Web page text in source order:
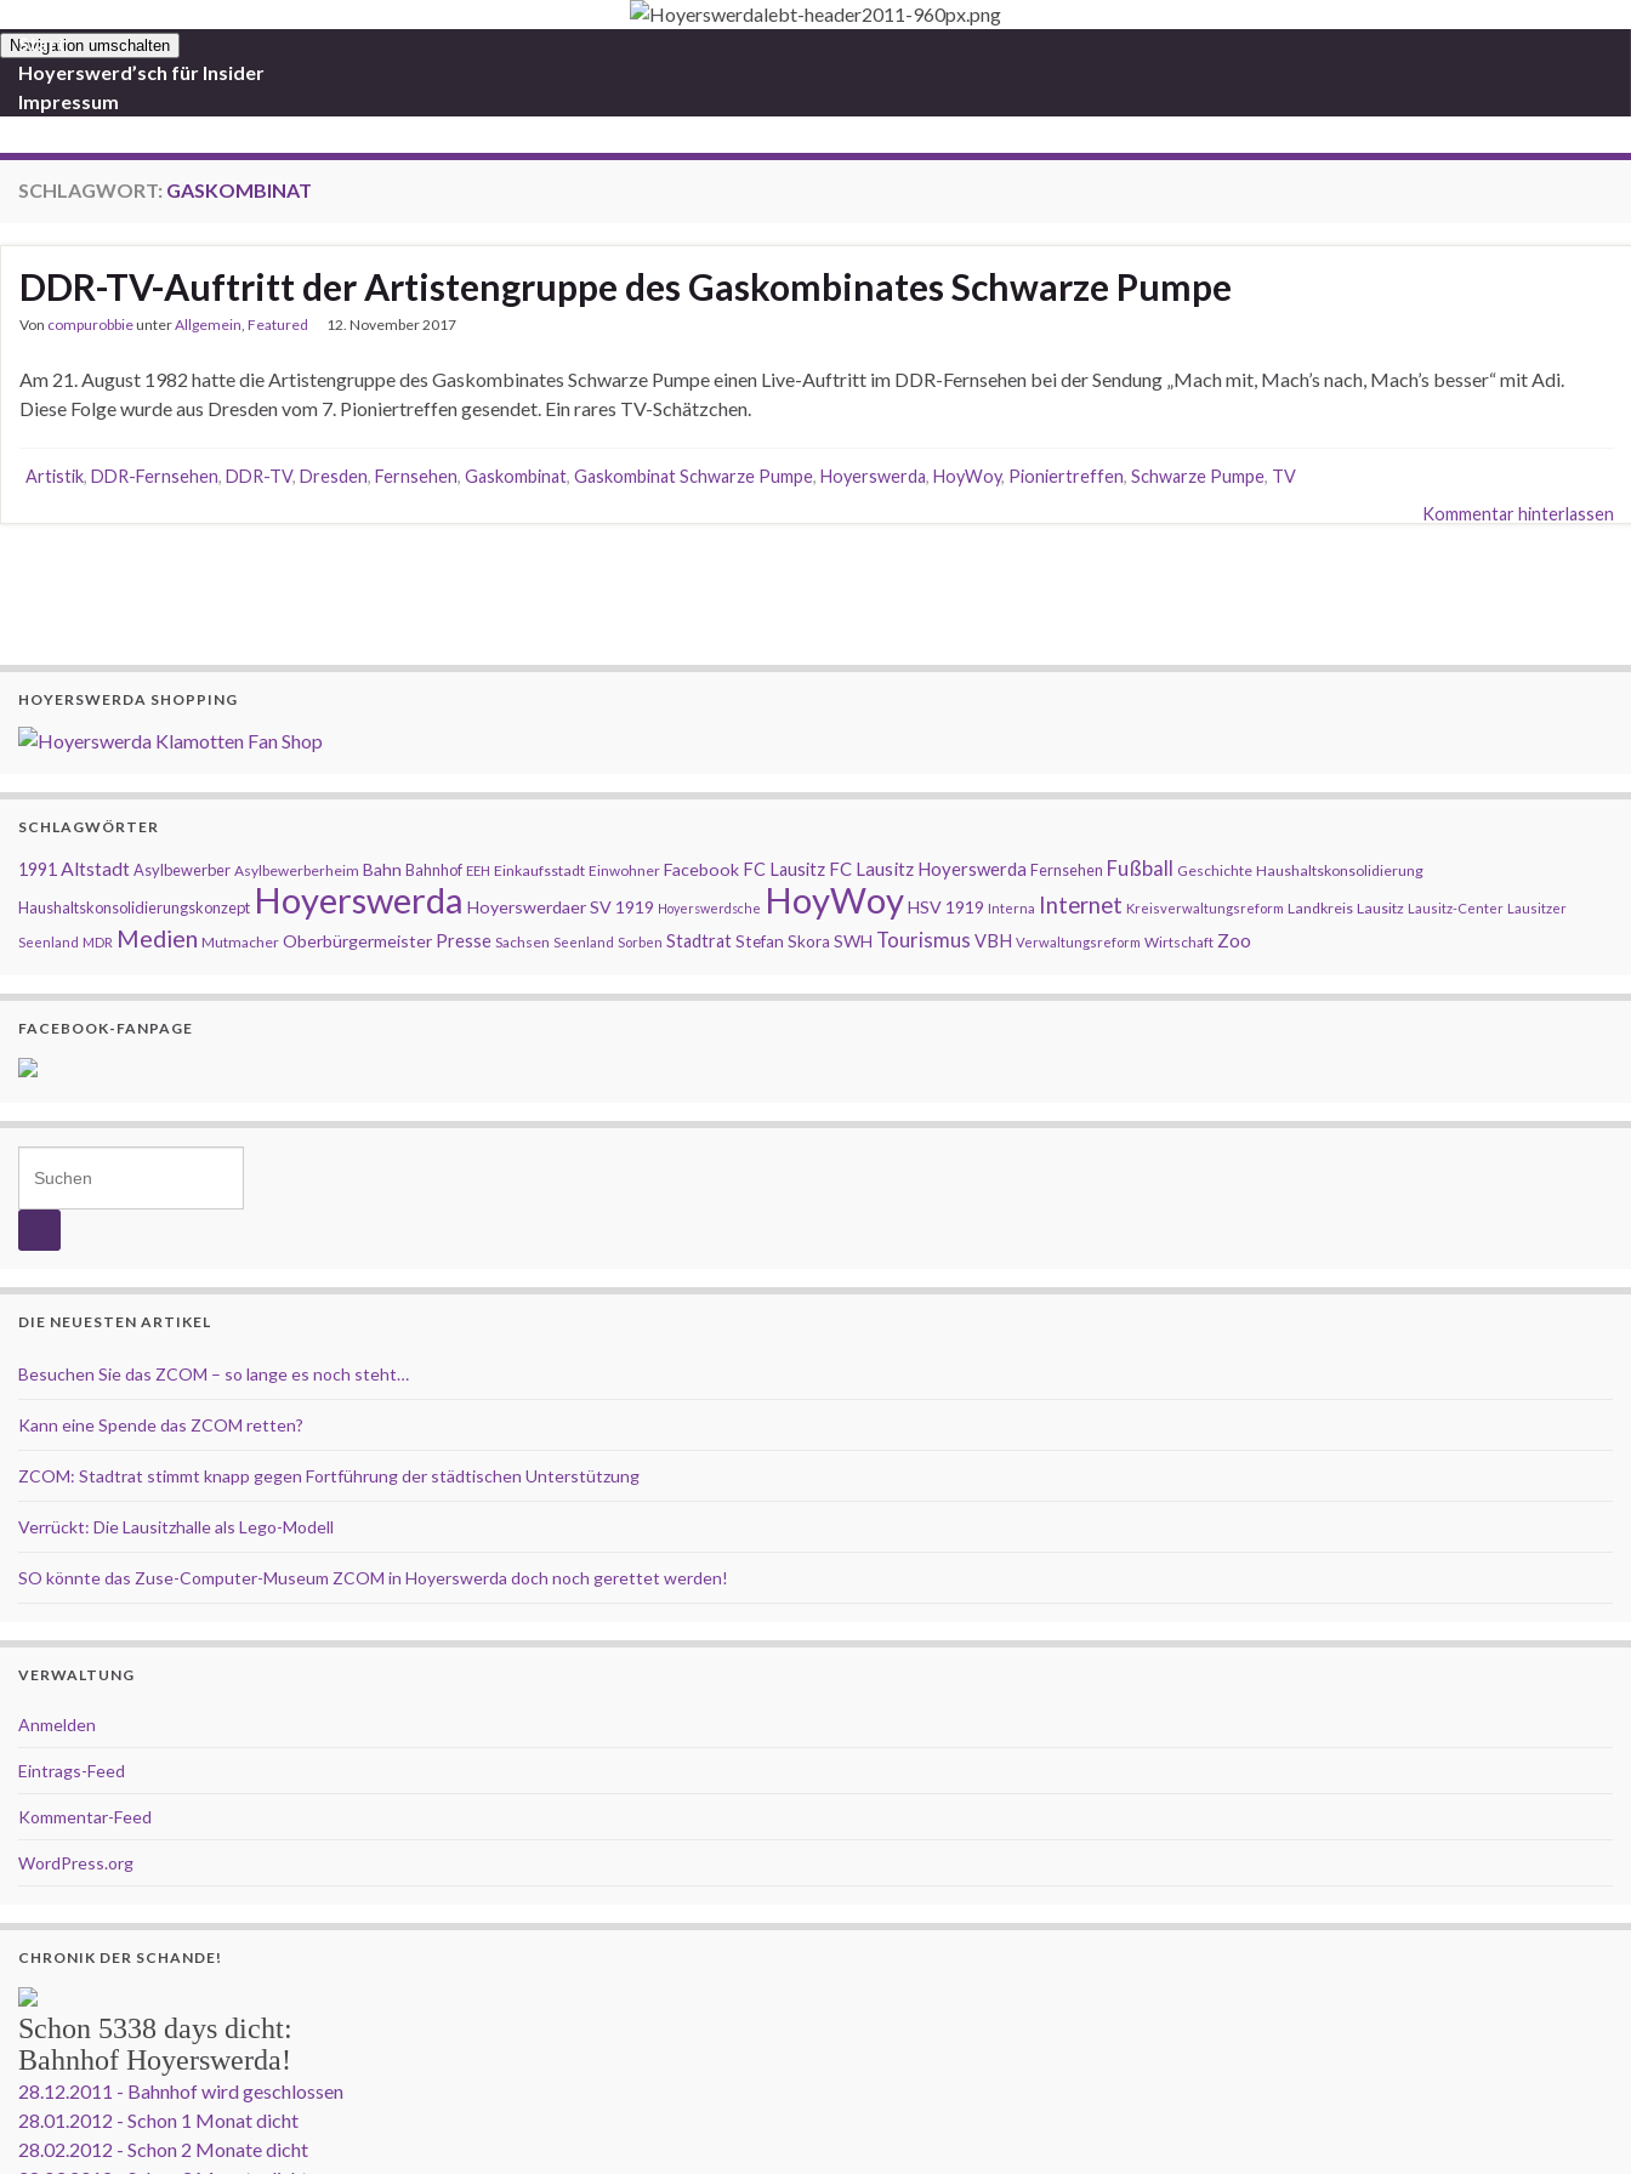
Navigation umschalten
Start
Hoyerswerd’sch für Insider
Impressum
SCHLAGWORT: GASKOMBINAT
DDR-TV-Auftritt der Artistengruppe des Gaskombinates Schwarze Pumpe
Von compurobbieunterAllgemein, Featured 12. November 2017
Am 21. August 1982 hatte die Artistengruppe des Gaskombinates Schwarze Pumpe einen Live-Auftritt im DDR-Fernsehen bei der Sendung „Mach mit, Mach’s nach, Mach’s besser“ mit Adi.
Diese Folge wurde aus Dresden vom 7. Pioniertreffen gesendet. Ein rares TV-Schätzchen.
Artistik, DDR-Fernsehen, DDR-TV, Dresden, Fernsehen, Gaskombinat, Gaskombinat Schwarze Pumpe, Hoyerswerda, HoyWoy, Pioniertreffen, Schwarze Pumpe, TV
Kommentar hinterlassen
HOYERSWERDA SHOPPING
SCHLAGWÖRTER
1991 AltstadtAsylbewerber Asylbewerberheim Bahn Bahnhof EEH Einkaufsstadt Einwohner Facebook FC Lausitz FC Lausitz Hoyerswerda Fernsehen Fußball Geschichte Haushaltskonsolidierung
Haushaltskonsolidierungskonzept Hoyerswerda Hoyerswerdaer SV 1919 Hoyerswerdsche HoyWoyHSV 1919 Interna Internet Kreisverwaltungsreform Landkreis Lausitz Lausitz-Center Lausitzer
Seenland MDR Medien Mutmacher Oberbürgermeister Presse Sachsen Seenland Sorben StadtratStefan Skora SWH Tourismus VBH Verwaltungsreform Wirtschaft Zoo
FACEBOOK-FANPAGE
DIE NEUESTEN ARTIKEL
Besuchen Sie das ZCOM – so lange es noch steht…
Kann eine Spende das ZCOM retten?
ZCOM: Stadtrat stimmt knapp gegen Fortführung der städtischen Unterstützung
Verrückt: Die Lausitzhalle als Lego-Modell
SO könnte das Zuse-Computer-Museum ZCOM in Hoyerswerda doch noch gerettet werden!
VERWALTUNG
Anmelden
Eintrags-Feed
Kommentar-Feed
WordPress.org
CHRONIK DER SCHANDE!
Schon 5338 days dicht:
Bahnhof Hoyerswerda!
28.12.2011 - Bahnhof wird geschlossen
28.01.2012 - Schon 1 Monat dicht
28.02.2012 - Schon 2 Monate dicht